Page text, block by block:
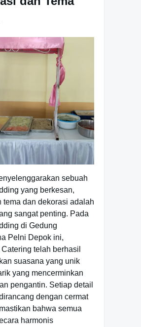
sebuah
yang berkesan,
tema dan dekorasi adalah
sangat penting. Pada
di Gedung
Pelni Depok ini,
telah berhasil
suasana yang unik
yang mencerminkan
pengantin. Setiap detail
dengan cermat
bahwa semua
harmonis